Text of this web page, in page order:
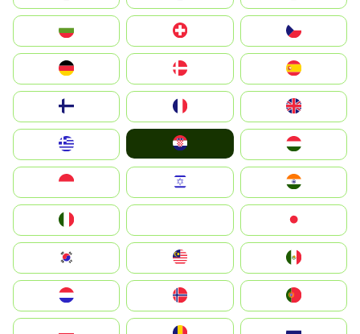
Switzerland
Deutschland
United Kingdom
Magyarország
South Korea